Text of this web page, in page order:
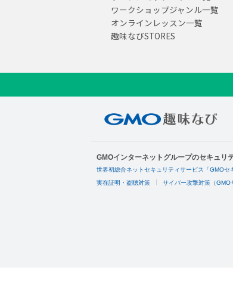
ワークショップジャンル一覧
オンラインレッスン一覧
趣味なびSTORES